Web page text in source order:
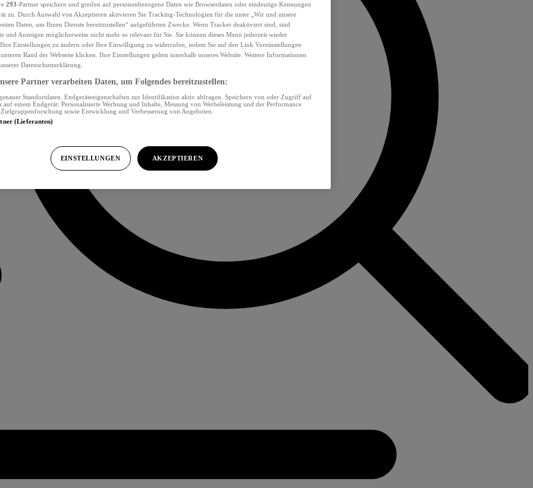
293-Partner speichern und greifen auf personenbezogene Daten wie Browserdaten oder eindeutige Kennungen
zu. Durch Auswahl von Akzeptieren aktivieren Sie Tracking-Technologien für die unter „Wir und unsere
Daten, um Ihnen Dienste bereitzustellen“ aufgeführten Zwecke. Wenn Tracker deaktiviert sind, sind
und Anzeigen möglicherweise nicht mehr so relevant für Sie. Sie können dieses Menü jederzeit wieder
Einstellungen zu ändern oder Ihre Einwilligung zu widerrufen, indem Sie auf den Link Voreinstellungen
Rand der Webseite klicken. Ihre Einstellungen gelten innerhalb unseres Website. Weitere Informationen
Datenschutzerklärung.
Partner verarbeiten Daten, um Folgendes bereitzustellen:
Standortdaten. Endgeräteeigenschaften zur Identifikation aktiv abfragen. Speichern von oder Zugriff auf
einem Endgerät. Personalisierte Werbung und Inhalte, Messung von Werbeleistung und der Performance
sowie Entwicklung und Verbesserung von Angeboten.
(Lieferanten)
EINSTELLUNGEN AKZEPTIEREN